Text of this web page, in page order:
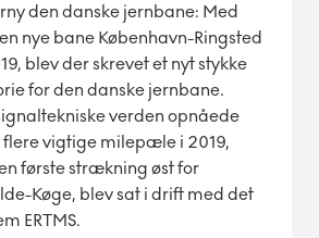
den danske jernbane: Med
nye bane København-Ringsted
blev der skrevet et nyt stykke
for den danske jernbane.
verden opnåede
vigtige milepæle i 2019,
første strækning øst for
Køge, blev sat i drift med det
ERTMS.